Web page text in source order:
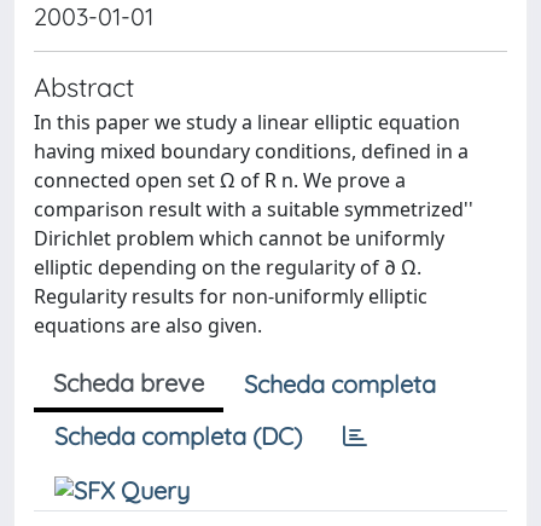
2003-01-01
Abstract
In this paper we study a linear elliptic equation
having mixed boundary conditions, defined in a
connected open set Ω of R n. We prove a
comparison result with a suitable symmetrized''
Dirichlet problem which cannot be uniformly
elliptic depending on the regularity of ∂ Ω.
Regularity results for non-uniformly elliptic
equations are also given.
Scheda breve
Scheda completa
Scheda completa (DC)